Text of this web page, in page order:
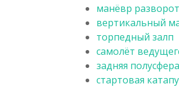
манёвр
вертикальный
торпедный залп
самолёт
задняя полусфера
стартовая